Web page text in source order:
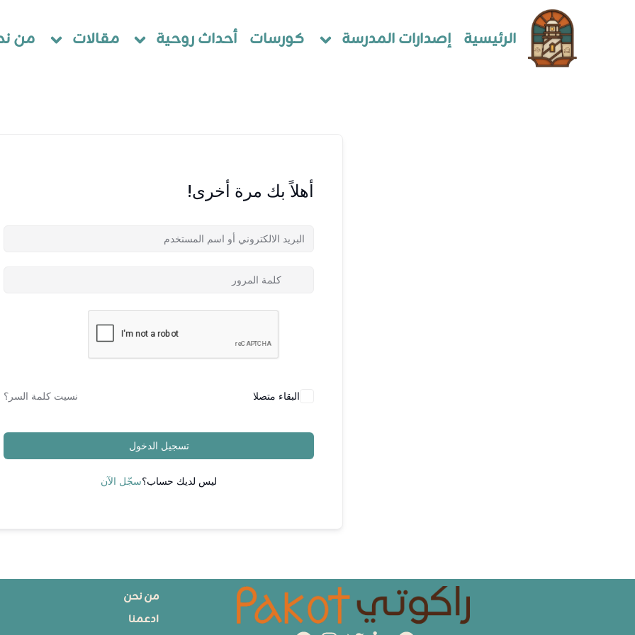
الرئيسية إصدارات المدرسة كورسات أحداث روحية مقالات من
أهلاً بك مرة أخرى!
البقاء متصلا نسيت كلمة السر؟
تسجيل الدخول
ليس لديك حساب؟سجّل الآن
من نحن
ادعمنا